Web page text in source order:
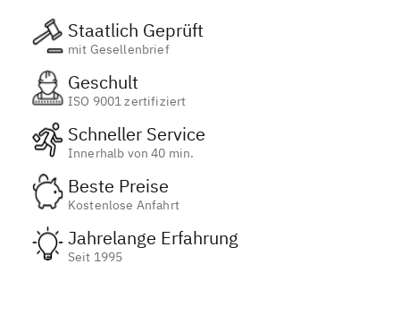
Staatlich Geprüft
mit Gesellenbrief
Geschult
ISO 9001 zertifiziert
Schneller Service
Innerhalb von 40 min.
Beste Preise
Kostenlose Anfahrt
Jahrelange Erfahrung
Seit 1995